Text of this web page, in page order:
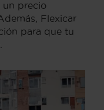
un precio
Flexicar
para que tu